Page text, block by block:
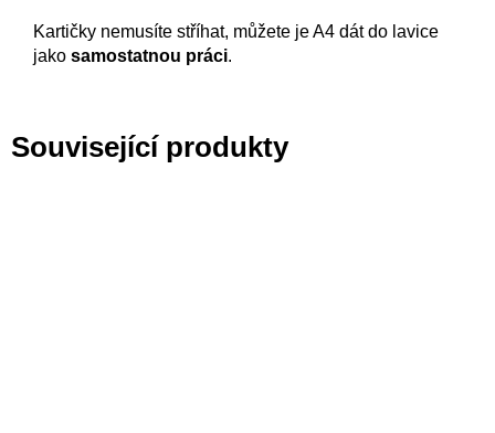
Kartičky nemusíte stříhat, můžete je A4 dát do lavice
jako samostatnou práci.
Související produkty